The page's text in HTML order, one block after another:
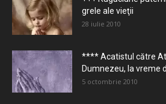
grele ale vieţii
28 iulie 2010
**** Acatistul către
Dumnezeu, la vreme
5 octombrie 2010